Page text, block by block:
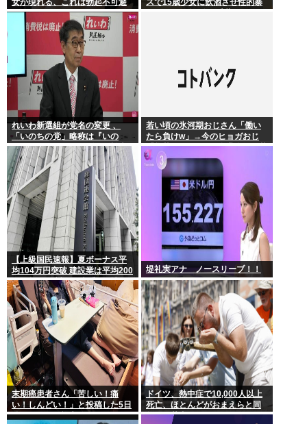
女が現れる、これは勃起不可避
スで15歳少女に飲酒させ性的暴
れいわ新選組が党名の変更 、
「いのちの党」略称は『いの
ち』 SNSではTIM・ゴルゴ松本
に言及「ゴルゴ出馬確定」「党
首は決まり」
若い頃の氷河期おじさん「働い
たら負けw」→今のヒョガおじ
「惣菜たけぇよ..」 自業自得で草
【上級国民速報】夏ボーナス平
均104万円突破 建設業は平均200
万円超 なお対象は大手163社93
万人、全就業者の1%強
堤礼実アナ ノースリーブ！！
末期癌患者さん「苦しい！痛
い！しんどい！」と投稿した5日
後に穏やかに旅立つ
ドイツ、熱中症で10,000人以上
死亡、ほとんどがおまえらと同
年代、若者は元気